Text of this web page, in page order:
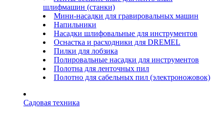
шлифмашин (станки)
Мини-насадки для гравировальных машин
Напильники
Насадки шлифовальные для инструментов
Оснастка и расходники для DREMEL
Пилки для лобзика
Полировальные насадки для инструментов
Полотна для ленточных пил
Полотно для сабельных пил (электроножовок)
Садовая техника